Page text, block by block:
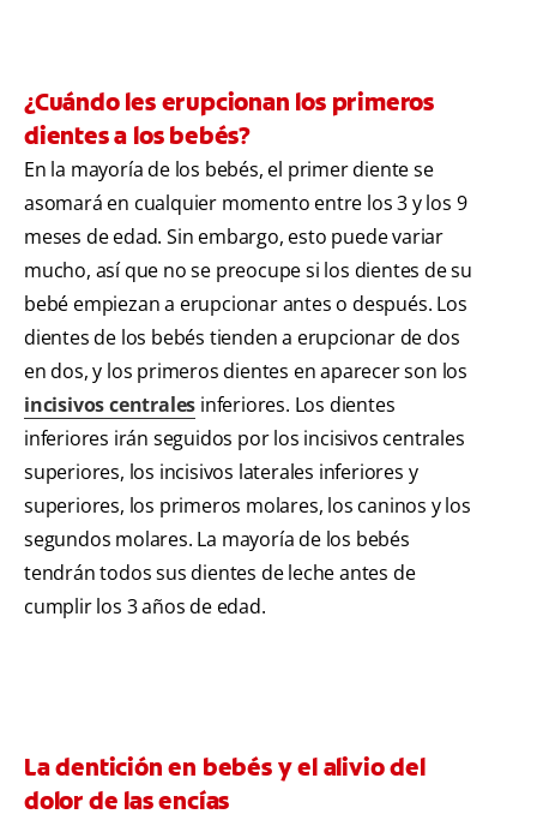
¿Cuándo les erupcionan los primeros
dientes a los bebés?
En la mayoría de los bebés, el primer diente se
asomará en cualquier momento entre los 3 y los 9
meses de edad. Sin embargo, esto puede variar
mucho, así que no se preocupe si los dientes de su
bebé empiezan a erupcionar antes o después. Los
dientes de los bebés tienden a erupcionar de dos
en dos, y los primeros dientes en aparecer son los
incisivos centrales inferiores. Los dientes
inferiores irán seguidos por los incisivos centrales
superiores, los incisivos laterales inferiores y
superiores, los primeros molares, los caninos y los
segundos molares. La mayoría de los bebés
tendrán todos sus dientes de leche antes de
cumplir los 3 años de edad.
La dentición en bebés y el alivio del
dolor de las encías